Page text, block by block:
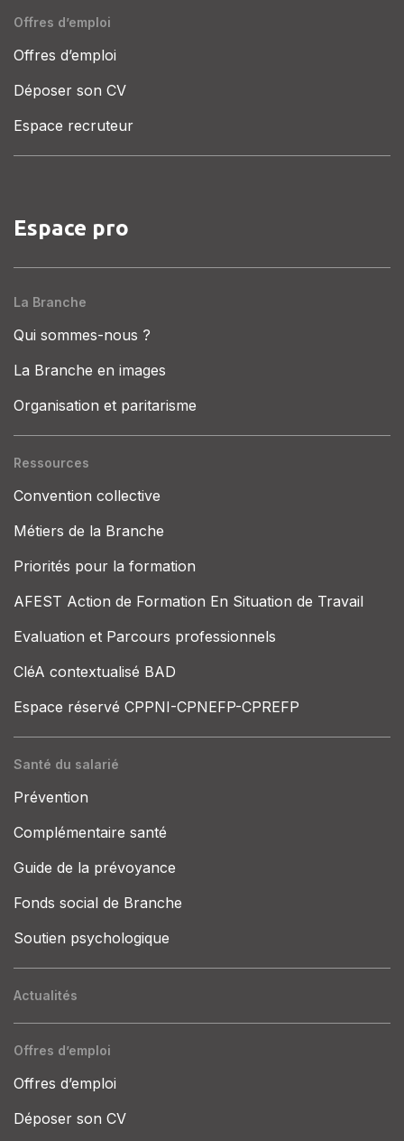
Offres d’emploi
Offres d’emploi
Déposer son CV
Espace recruteur
Espace pro
La Branche
Qui sommes-nous ?
La Branche en images
Organisation et paritarisme
Ressources
Convention collective
Métiers de la Branche
Priorités pour la formation
AFEST Action de Formation En Situation de Travail
Evaluation et Parcours professionnels
CléA contextualisé BAD
Espace réservé CPPNI-CPNEFP-CPREFP
Santé du salarié
Prévention
Complémentaire santé
Guide de la prévoyance
Fonds social de Branche
Soutien psychologique
Actualités
Offres d’emploi
Offres d’emploi
Déposer son CV